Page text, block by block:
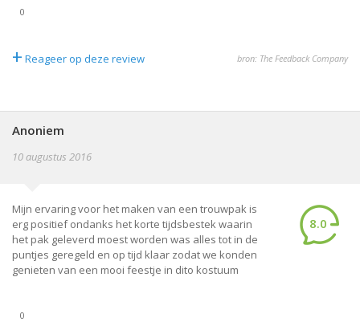
0
+ Reageer op deze review bron: The Feedback Company
Anoniem
10 augustus 2016
Mijn ervaring voor het maken van een trouwpak is
erg positief ondanks het korte tijdsbestek waarin
het pak geleverd moest worden was alles tot in de
puntjes geregeld en op tijd klaar zodat we konden
genieten van een mooi feestje in dito kostuum
8.0
0